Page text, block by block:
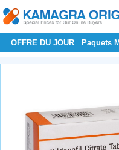
OFFRE DU JOUR Paquets